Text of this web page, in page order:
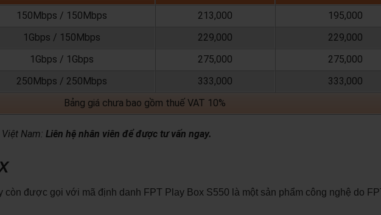
150Mbps / 150Mbps 213,000
195,000
1Gbps / 150Mbps 229,000
229,000
1Gbps / 1Gbps 275,000
275,000
250Mbps / 250Mbps 333,000
333,000
Bảng giá chưa bao gồm thuế VAT 10%
Nam: Liên hệ nhân viên để được tư vấn ngay.
còn được gọi với mã định danh FPT Play Box S550 là một sản phẩm công nghệ do